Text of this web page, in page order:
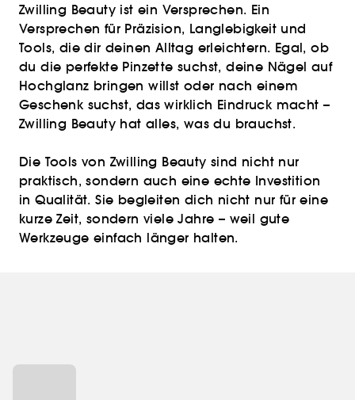
Zwilling Beauty ist ein Versprechen. Ein
Versprechen für Präzision, Langlebigkeit und
Tools, die dir deinen Alltag erleichtern. Egal, ob
du die perfekte Pinzette suchst, deine Nägel auf
Hochglanz bringen willst oder nach einem
Geschenk suchst, das wirklich Eindruck macht –
Zwilling Beauty hat alles, was du brauchst.
Die Tools von Zwilling Beauty sind nicht nur
praktisch, sondern auch eine echte Investition
in Qualität. Sie begleiten dich nicht nur für eine
kurze Zeit, sondern viele Jahre – weil gute
Werkzeuge einfach länger halten.